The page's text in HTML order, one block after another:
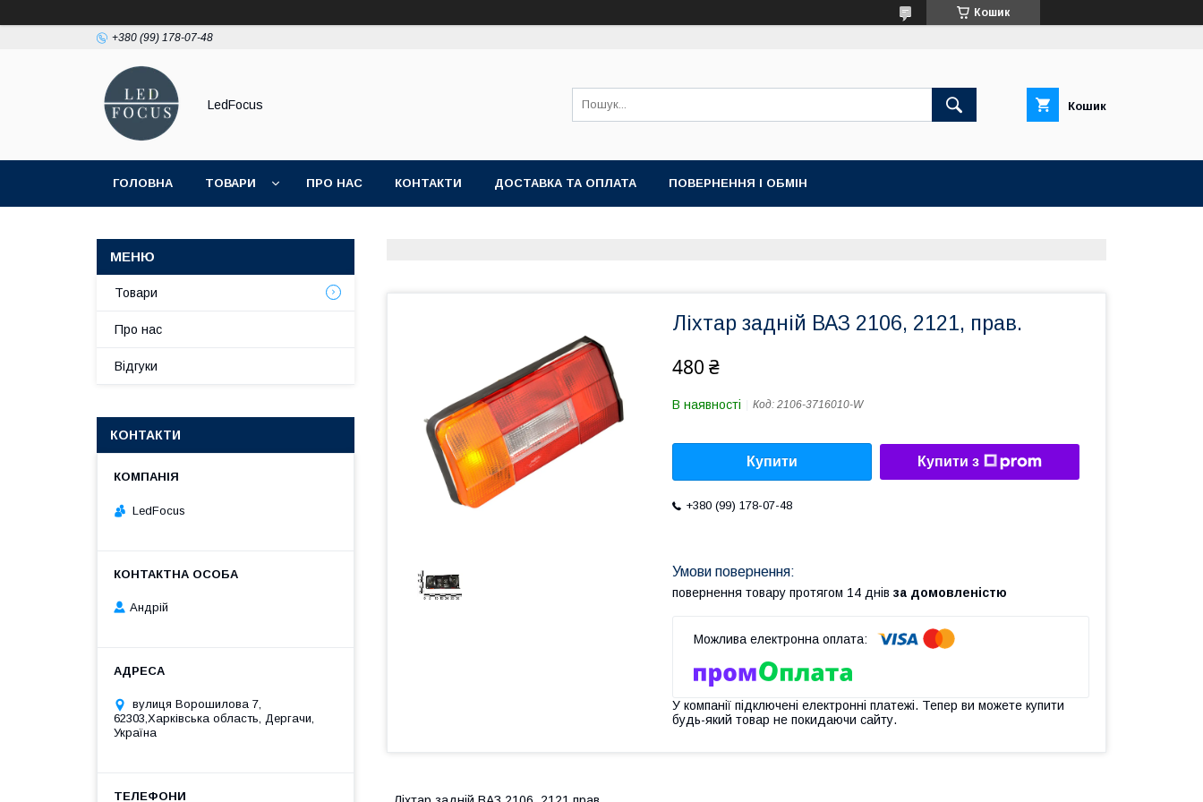
Кошик
+380 (99) 178-07-48
LedFocus Кошик
ГОЛОВНА ТОВАРИ ПРО НАС КОНТАКТИ ДОСТАВКА ТА ОПЛАТА ПОВЕРНЕННЯ І ОБМІН
Ліхтар задній ВАЗ 2106, 2121, прав.
480 ₴
В наявності Код: 2106-3716010-W
Купити Купити з
+380 (99) 178-07-48
повернення товару протягом 14 днів за домовленістю
У компанії підключені електронні платежі. Тепер ви можете купити
будь-який товар не покидаючи сайту.
Товари
Про нас
Відгуки
КОНТАКТИ
LedFocus
Андрій
вулиця Ворошилова 7,
62303,Харківська область, Дергачи,
Україна